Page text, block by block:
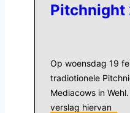
Pitchnight
Op woensdag 19
tradiotionele
Mediacows in
verslag hiervan